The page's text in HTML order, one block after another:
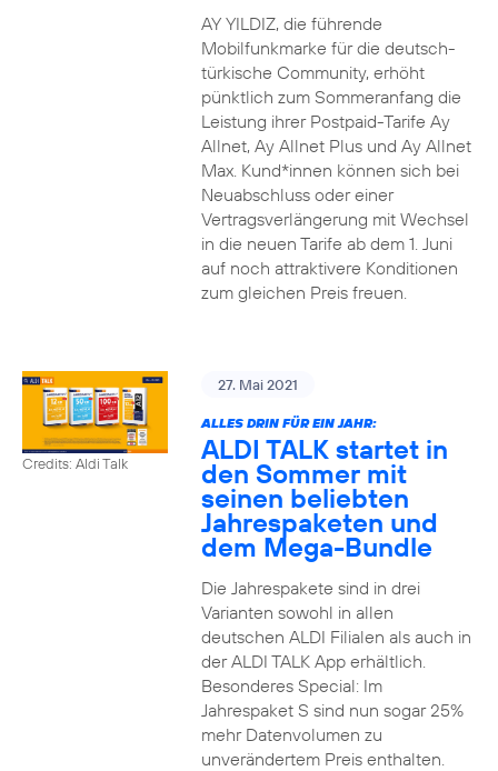
AY YILDIZ, die führende
Mobilfunkmarke für die deutsch-
türkische Community, erhöht
pünktlich zum Sommeranfang die
Leistung ihrer Postpaid-Tarife Ay
Allnet, Ay Allnet Plus und Ay Allnet
Max. Kund*innen können sich bei
Neuabschluss oder einer
Vertragsverlängerung mit Wechsel
in die neuen Tarife ab dem 1. Juni
auf noch attraktivere Konditionen
zum gleichen Preis freuen.
Credits: Aldi Talk
27. Mai 2021
ALLES DRIN FÜR EIN JAHR:
ALDI TALK startet in
den Sommer mit
seinen beliebten
Jahrespaketen und
dem Mega-Bundle
Die Jahrespakete sind in drei
Varianten sowohl in allen
deutschen ALDI Filialen als auch in
der ALDI TALK App erhältlich.
Besonderes Special: Im
Jahrespaket S sind nun sogar 25%
mehr Datenvolumen zu
unverändertem Preis enthalten.